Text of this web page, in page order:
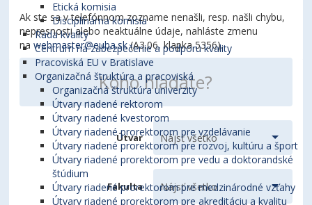
Etická komisia
Disciplinárna komisia
Rada kvality
Centrum na zabezpečenie a podporu kvality
Pracoviská EU v Bratislave
Organizačná štruktúra a pracoviská
Organizačná štruktúra univerzity
Útvary riadené rektorom
Útvary riadené kvestorom
Útvary riadené prorektorom pre vzdelávanie
Útvary riadené prorektorom pre rozvoj, kultúru a šport
Útvary riadené prorektorom pre vedu a doktorandské
štúdium
Útvary riadené prorektorom pre medzinárodné vzťahy
Útvary riadené prorektorom pre akreditáciu a kvalitu
Ak ste sa v telefónnom zozname nenašli, resp. našli chybu,
nepresnosti alebo neaktuálne údaje, nahláste zmenu
nawebmaster@euba.sk(A3.06, klapka 5356).
Útvar
Fakulta